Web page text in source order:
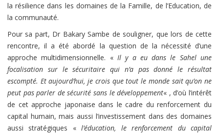
la résilience dans les domaines de la Famille, de l’Education, de
la communauté.
Pour sa part, Dr Bakary Sambe de souligner, que lors de cette
rencontre, il a été abordé la question de la nécessité d’une
approche multidimensionnelle. « Il y a eu dans le Sahel une
focalisation sur le sécuritaire qui n’a pas donné le résultat
escompté. Et aujourd’hui, je crois que tout le monde sait qu’on ne
peut pas parler de sécurité sans le développement« , d’où l’intérêt
de cet approche japonaise dans le cadre du renforcement du
capital humain, mais aussi l’investissement dans des domaines
aussi stratégiques «l’éducation, le renforcement du capital